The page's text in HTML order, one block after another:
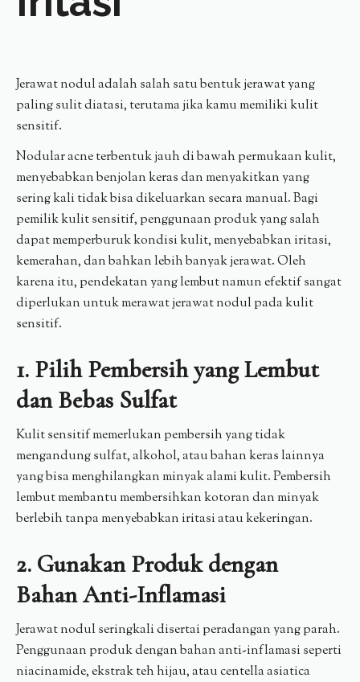
Jerawat nodul adalah salah satu bentuk jerawat yang
paling sulit diatasi, terutama jika kamu memiliki kulit
sensitif.
Nodular acne terbentuk jauh di bawah permukaan kulit,
menyebabkan benjolan keras dan menyakitkan yang
sering kali tidak bisa dikeluarkan secara manual. Bagi
pemilik kulit sensitif, penggunaan produk yang salah
dapat memperburuk kondisi kulit, menyebabkan iritasi,
kemerahan, dan bahkan lebih banyak jerawat. Oleh
karena itu, pendekatan yang lembut namun efektif sangat
diperlukan untuk merawat jerawat nodul pada kulit
sensitif.
1. Pilih Pembersih yang Lembut
dan Bebas Sulfat
Kulit sensitif memerlukan pembersih yang tidak
mengandung sulfat, alkohol, atau bahan keras lainnya
yang bisa menghilangkan minyak alami kulit. Pembersih
lembut membantu membersihkan kotoran dan minyak
berlebih tanpa menyebabkan iritasi atau kekeringan.
2. Gunakan Produk dengan
Bahan Anti-Inflamasi
Jerawat nodul seringkali disertai peradangan yang parah.
Penggunaan produk dengan bahan anti-inflamasi seperti
niacinamide, ekstrak teh hijau, atau centella asiatica